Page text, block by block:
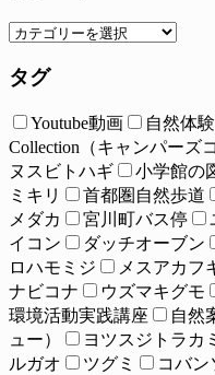
タグ
Youtube動画 自然体
Collection（キャンパーズ
ヌスビトハギ
小学館の
ミキリ
首都圏自然歩道
メダカ
宮川町バス停
イコン
ダッチオーブン
ロハモミジ
メスアカフ
ナビコナ
ウズマキグモ
環境活動実践講座
自然
ュー）
ヨツスジトラカ
ルガオ
ツグミ コバン